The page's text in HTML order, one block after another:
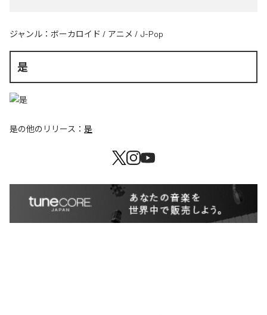
ジャンル： ボーカロイド / アニメ / J-Pop
是
是の他のリリース： 是